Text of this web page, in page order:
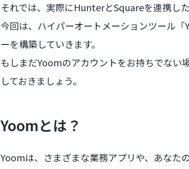
それでは、実際にHunterとSquareを連携し
今回は、ハイパーオートメーションツール
ーを構築していきます。
もしまだYoomのアカウントをお持ちでない場
しておきましょう。
Yoomとは？
Yoomは、さまざまな業務アプリや、あなた